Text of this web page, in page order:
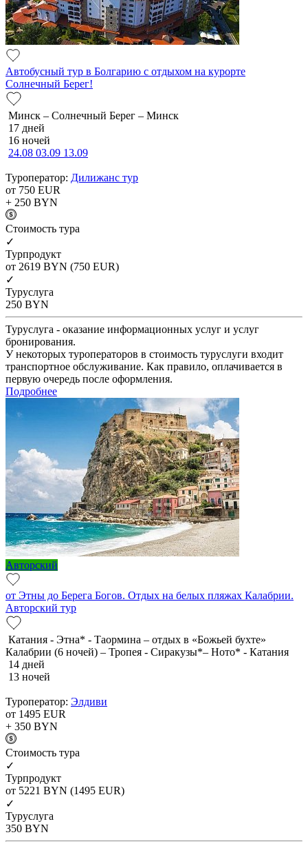
Автобусный тур в Болгарию с отдыхом на курорте
Солнечный Берег!
Минск – Солнечный Берег – Минск
17 дней
16 ночей
24.08 03.09 13.09
Туроператор: Дилижанс тур
от 750 EUR
+ 250 BYN
Cтоимость тура
✓
Турпродукт
от 2619 BYN (750 EUR)
✓
Туруслуга
250 BYN
Туруслуга - оказание информационных услуг и услуг
бронирования.
У некоторых туроператоров в стоимость туруслуги входит
транспортное обслуживание. Как правило, оплачивается в
первую очередь после оформления.
Подробнее
Авторский
от Этны до Берега Богов. Отдых на белых пляжах Калабрии.
Авторский тур
Катания - Этна* - Таормина – отдых в «Божьей бухте»
Калабрии (6 ночей) – Тропея - Сиракузы*– Ното* - Катания
14 дней
13 ночей
Туроператор: Элдиви
от 1495 EUR
+ 350 BYN
Cтоимость тура
✓
Турпродукт
от 5221 BYN (1495 EUR)
✓
Туруслуга
350 BYN